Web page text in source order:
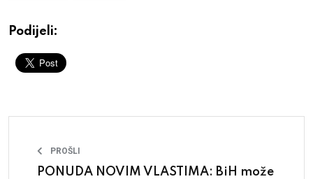
Podijeli:
PROŠLI
PONUDA NOVIM VLASTIMA: BiH može